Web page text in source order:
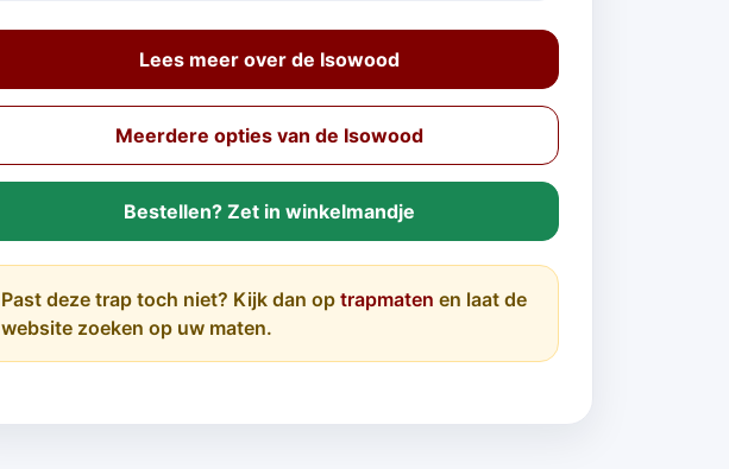
Lees meer over de Isowood
Meerdere opties van de Isowood
Bestellen? Zet in winkelmandje
Past deze trap toch niet? Kijk dan op trapmaten en laat de
website zoeken op uw maten.